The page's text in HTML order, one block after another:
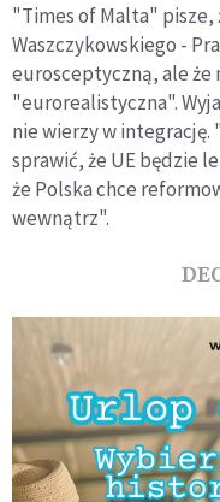
"Times of Malta" pisze,
Waszczykowskiego -
eurosceptyczną, ale
"eurorealistyczna".
nie wierzy w integrację.
sprawić, że UE będzie
że Polska chce
wewnątrz".